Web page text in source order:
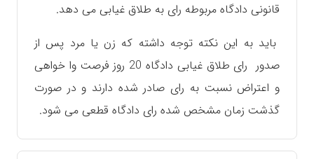
قانونی دادگاه مربوطه رای به طلاق غیابی می دهد‌.
باید به این نکته توجه داشته که زن یا مرد پس از
صدور رای طلاق غیابی دادگاه 20 روز فرصت وا خواهی
و اعتراض نسبت به رای صادر شده‌ دارند و در صورت
گذشت زمان مشخص شده رای دادگاه قطعی می شود.